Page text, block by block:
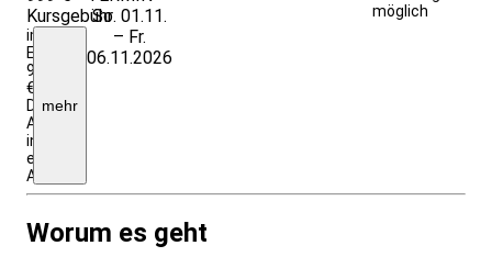
Kursgebühr
im
EZ,
949
€
DZ,
All
inklusive,
eigene
Anreise
mehr
So. 01.11.
– Fr.
06.11.2026
möglich
Worum es geht